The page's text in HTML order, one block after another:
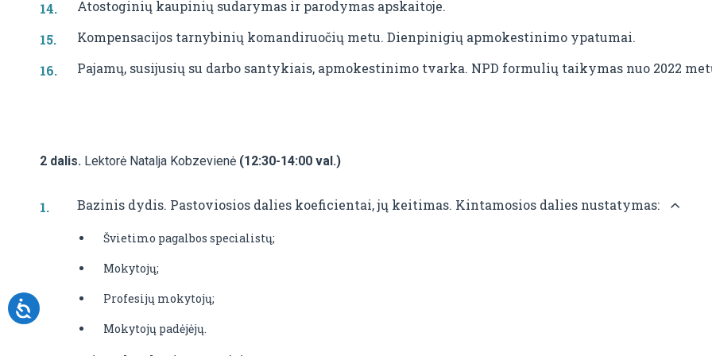
Atostoginių kaupinių sudarymas ir parodymas apskaitoje.
Kompensacijos tarnybinių komandiruočių metu. Dienpinigių apmokestinimo ypatumai.
Pajamų, susijusių su darbo santykiais, apmokestinimo tvarka. NPD formulių taikymas nuo 2022
2 dalis. Lektorė Natalja Kobzevienė (12:30-14:00 val.)
Bazinis dydis. Pastoviosios dalies koeficientai, jų keitimas. Kintamosios dalies nustatymas:
Švietimo pagalbos specialistų;
Mokytojų;
Profesijų mokytojų;
Mokytojų padėjėjų.